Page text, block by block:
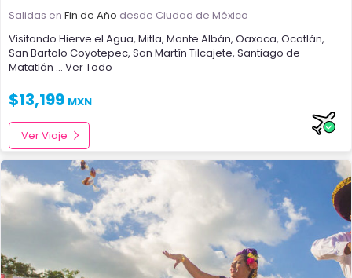
Salidas en Fin de Año desde Ciudad de México
Visitando Hierve el Agua, Mitla, Monte Albán, Oaxaca, Ocotlán,
San Bartolo Coyotepec, San Martín Tilcajete, Santiago de
Matatlán ... Ver Todo
$13,199 MXN
Ver Viaje